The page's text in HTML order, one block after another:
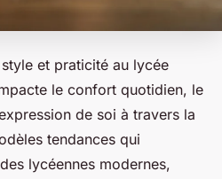
et praticité au lycée
le confort quotidien, le
de soi à travers la
tendances qui
lycéennes modernes,